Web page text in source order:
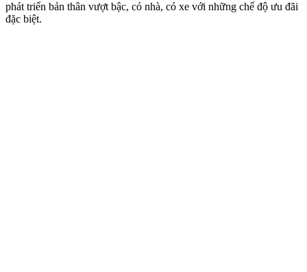
phát triển bản thân vượt bậc, có nhà, có xe với những chế độ ưu đãi
đặc biệt.